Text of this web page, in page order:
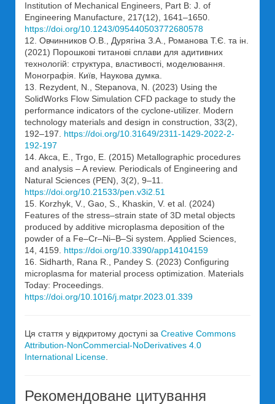
Institution of Mechanical Engineers, Part B: J. of
Engineering Manufacture, 217(12), 1641–1650.
https://doi.org/10.1243/095440503772680578
12. Овчинников О.В., Дурягіна З.А., Романова Т.Є. та ін.
(2021) Порошкові титанові сплави для адитивних
технологій: структура, властивості, моделювання.
Монографія. Київ, Наукова думка.
13. Rezydent, N., Stepanova, N. (2023) Using the
SolidWorks Flow Simulation CFD package to study the
performance indicators of the cyclone-utilizer. Modern
technology materials and design in construction, 33(2),
192–197. https://doi.org/10.31649/2311-1429-2022-2-
192-197
14. Akca, E., Trgo, E. (2015) Metallographic procedures
and analysis – A review. Periodicals of Engineering and
Natural Sciences (PEN), 3(2), 9–11.
https://doi.org/10.21533/pen.v3i2.51
15. Korzhyk, V., Gao, S., Khaskin, V. et al. (2024)
Features of the stress–strain state of 3D metal objects
produced by additive microplasma deposition of the
powder of a Fe–Cr–Ni–B–Si system. Applied Sciences,
14, 4159. https://doi.org/10.3390/app14104159
16. Sidharth, Rana R., Pandey S. (2023) Configuring
microplasma for material process optimization. Materials
Today: Proceedings.
https://doi.org/10.1016/j.matpr.2023.01.339
Ця стаття у відкритому доступі за Creative Commons
Attribution-NonCommercial-NoDerivatives 4.0
International License
Рекомендоване цитування